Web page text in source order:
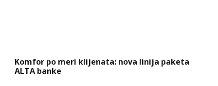
Komfor po meri klijenata: nova linija paketa
ALTA banke